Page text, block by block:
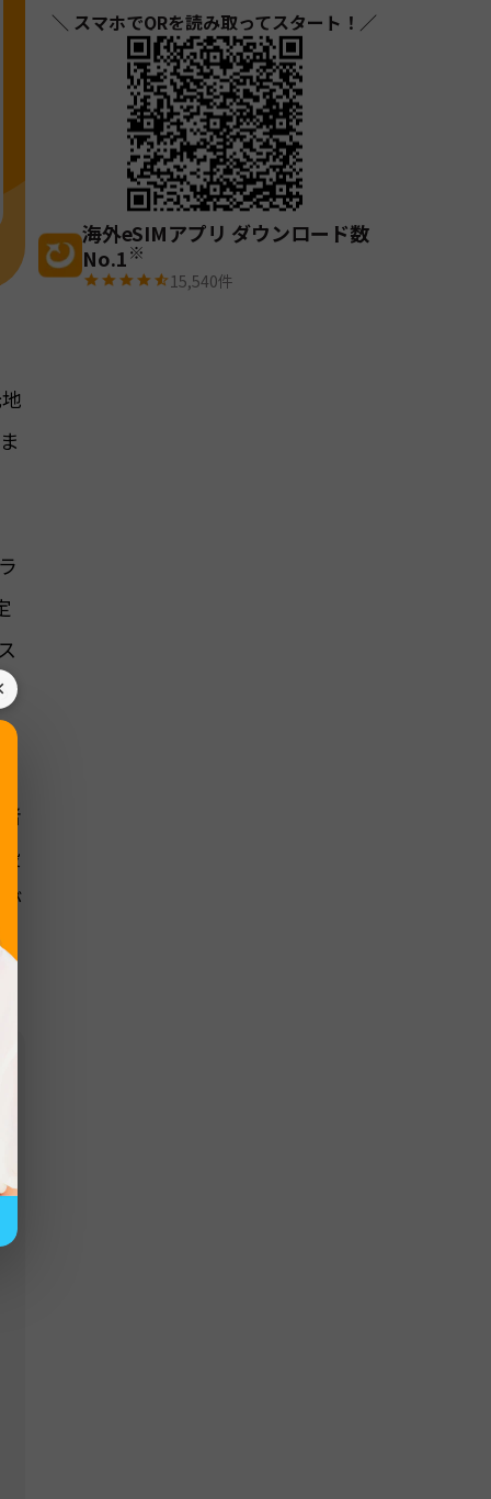
＼ スマホでQRを読み取ってスタート！／
海外eSIMアプリ ダウンロード数
No.1※
15,540件